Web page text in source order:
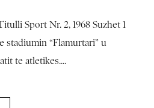
Sport Nr. 2, 1968 Suzhet 1
stadiumin “Flamurtari” u
te atletikes....